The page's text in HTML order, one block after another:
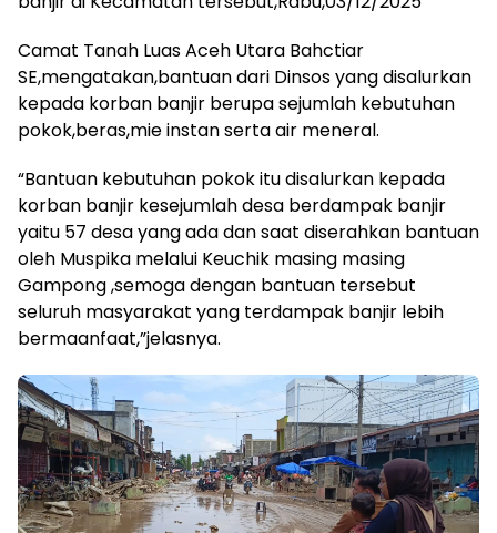
Camat Tanah Luas Aceh Utara Bahctiar
SE,mengatakan,bantuan dari Dinsos yang disalurkan
kepada korban banjir berupa sejumlah kebutuhan
pokok,beras,mie instan serta air meneral.
“Bantuan kebutuhan pokok itu disalurkan kepada
korban banjir kesejumlah desa berdampak banjir
yaitu 57 desa yang ada dan saat diserahkan bantuan
oleh Muspika melalui Keuchik masing masing
Gampong ,semoga dengan bantuan tersebut
seluruh masyarakat yang terdampak banjir lebih
bermaanfaat,”jelasnya.